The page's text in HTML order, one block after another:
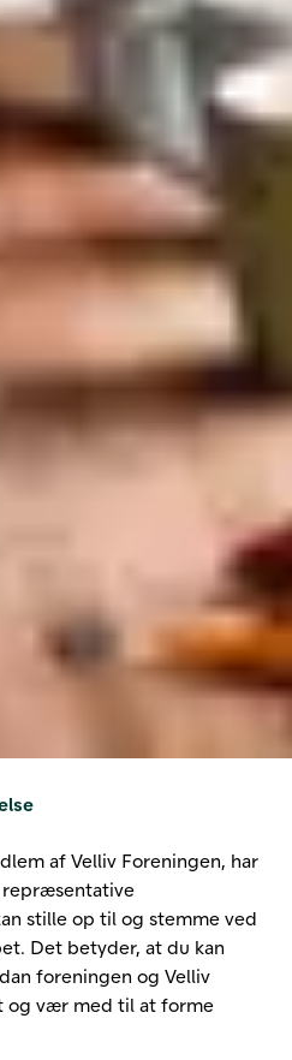
af Velliv Foreningen, har
stille op til og stemme ved
Det betyder, at du kan
foreningen og Velliv
og vær med til at forme